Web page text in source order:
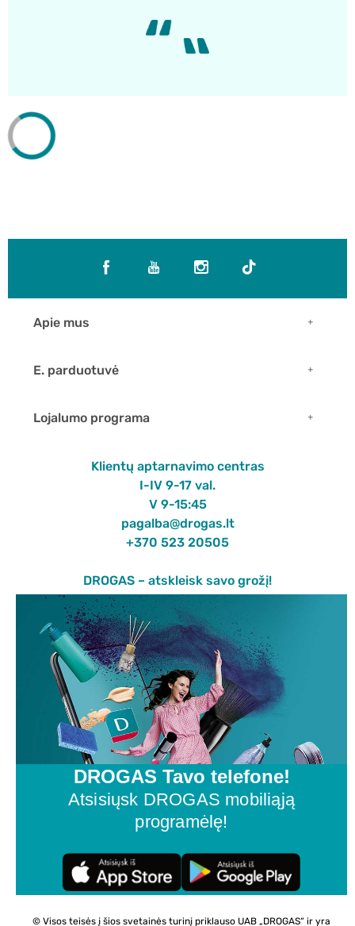
Apie mus
E. parduotuvė
Lojalumo programa
Klientų aptarnavimo centras
I-IV 9-17 val.
V 9-15:45
pagalba@drogas.lt
+370 523 20505
DROGAS – atskleisk savo grožį!
DROGAS Tavo telefone!
Atsisiųsk DROGAS mobiliąją
programėlę!
© Visos teisės į šios svetainės turinį priklauso UAB „DROGAS“ ir yra